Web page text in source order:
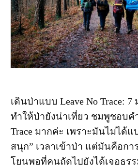
เดินป่าแบบ Leave No Trace: 7
ทำให้ป่ายังน่าเที่ยว ชมพูชอบคำ
Trace มากค่ะ เพราะมันไม่ได้แ
สนุก” เวลาเข้าป่า แต่มันคือก
โยนพอที่คนถัดไปยังได้เจอธร